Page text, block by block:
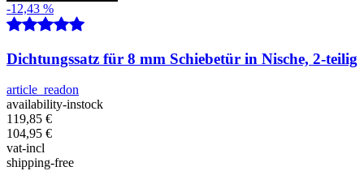
-12,43 %
Dichtungssatz für 8 mm Schiebetür in Nische, 2-teilig
article_readon
availability-instock
119,85 €
104,95 €
vat-incl
shipping-free